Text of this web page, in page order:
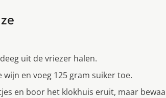
uit de vriezer halen.
en voeg 125 gram suiker toe.
en boor het klokhuis eruit, maar